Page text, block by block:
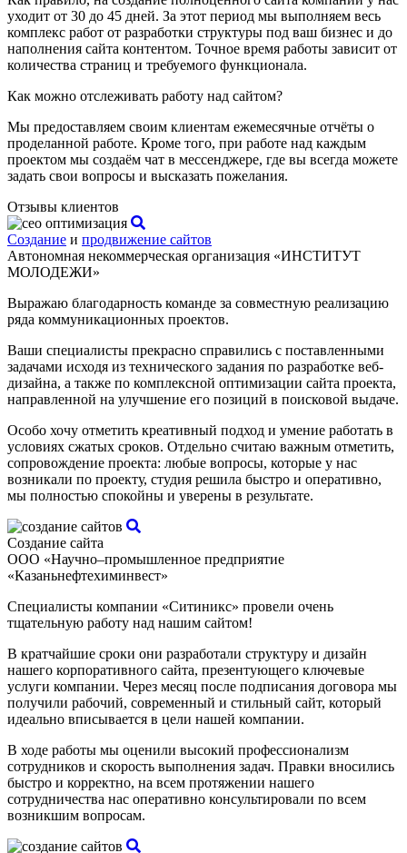
уходит от 30 до 45 дней. За этот период мы выполняем весь
комплекс работ от разработки структуры под ваш бизнес и до
наполнения сайта контентом. Точное время работы зависит от
количества страниц и требуемого функционала.
Как можно отслеживать работу над сайтом?
Мы предоставляем своим клиентам ежемесячные отчёты о
проделанной работе. Кроме того, при работе над каждым
проектом мы создаём чат в мессенджере, где вы всегда можете
задать свои вопросы и высказать пожелания.
Отзывы клиентов
Создание и продвижение сайтов
Автономная некоммерческая организация «ИНСТИТУТ
МОЛОДЕЖИ»
Выражаю благодарность команде за совместную реализацию
ряда коммуникационных проектов.
Ваши специалисты прекрасно справились с поставленными
задачами исходя из технического задания по разработке веб-
дизайна, а также по комплексной оптимизации сайта проекта,
направленной на улучшение его позиций в поисковой выдаче.
Особо хочу отметить креативный подход и умение работать в
условиях сжатых сроков. Отдельно считаю важным отметить,
сопровождение проекта: любые вопросы, которые у нас
возникали по проекту, студия решила быстро и оперативно,
мы полностью спокойны и уверены в результате.
Создание сайта
ООО «Научно–промышленное предприятие
«Казаньнефтехиминвест»
Специалисты компании «Ситиникс» провели очень
тщательную работу над нашим сайтом!
В кратчайшие сроки они разработали структуру и дизайн
нашего корпоративного сайта, презентующего ключевые
услуги компании. Через месяц после подписания договора мы
получили рабочий, современный и стильный сайт, который
идеально вписывается в цели нашей компании.
В ходе работы мы оценили высокий профессионализм
сотрудников и скорость выполнения задач. Правки вносились
быстро и корректно, на всем протяжении нашего
сотрудничества нас оперативно консультировали по всем
возникшим вопросам.